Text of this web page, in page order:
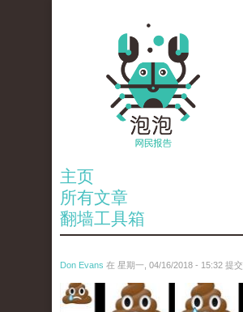
主页
所有文章
翻墙工具箱
Don Evans 在 星期一, 04/16/2018 - 15:32 提交
wechatimg1053.jpeg